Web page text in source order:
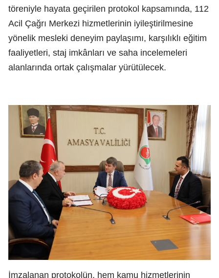
töreniyle hayata geçirilen protokol kapsamında, 112
Acil Çağrı Merkezi hizmetlerinin iyileştirilmesine
yönelik mesleki deneyim paylaşımı, karşılıklı eğitim
faaliyetleri, staj imkânları ve saha incelemeleri
alanlarında ortak çalışmalar yürütülecek.
İmzalanan protokolün, hem kamu hizmetlerinin